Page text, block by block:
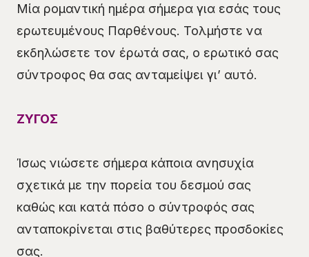
Μία ρομαντική ημέρα σήμερα για εσάς τους
ερωτευμένους Παρθένους. Τολμήστε να
εκδηλώσετε τον έρωτά σας, ο ερωτικό σας
σύντροφος θα σας ανταμείψει γι’ αυτό.
ΖΥΓΟΣ
Ίσως νιώσετε σήμερα κάποια ανησυχία
σχετικά με την πορεία του δεσμού σας
καθώς και κατά πόσο ο σύντροφός σας
ανταποκρίνεται στις βαθύτερες προσδοκίες
σας.